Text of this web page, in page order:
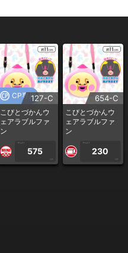
CP専用127-C
こびとづかんウ
ェアラブルファ
ン
1PLAY
575
CP
654-C
こびとづかんウ
ェアラブルファ
ン
1PLAY
230
CP